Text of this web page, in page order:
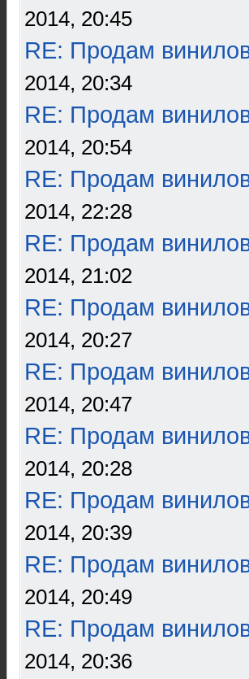
2014, 20:45
RE: Продам
2014, 20:34
RE: Продам
2014, 20:54
RE: Продам
2014, 22:28
RE: Продам
2014, 21:02
RE: Продам
2014, 20:27
RE: Продам
2014, 20:47
RE: Продам
2014, 20:28
RE: Продам
2014, 20:39
RE: Продам
2014, 20:49
RE: Продам
2014, 20:36